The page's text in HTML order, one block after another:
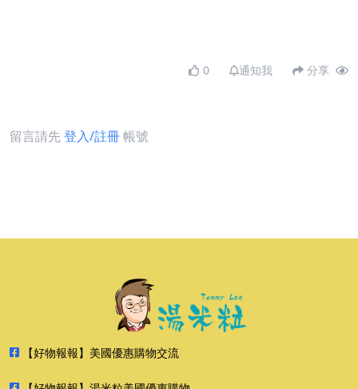
0 通知我 分享
留言請先登入/註冊帳號
【好物報報】美國優惠購物交流